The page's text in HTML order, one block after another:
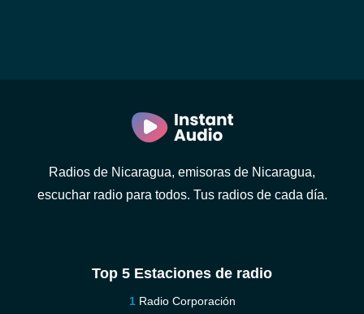
Radios de Nicaragua, emisoras de Nicaragua,
escuchar radio para todos. Tus radios de cada día.
Top 5 Estaciones de radio
Radio Corporación